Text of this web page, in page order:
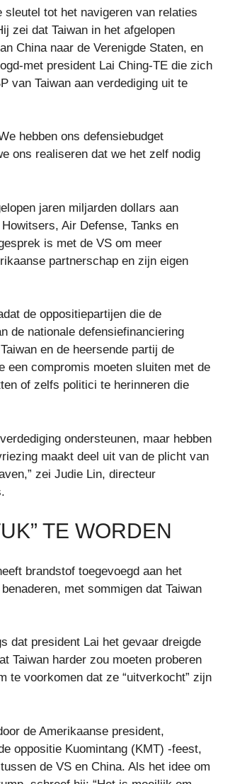
sleutel tot het navigeren van relaties
zei dat Taiwan in het afgelopen
China naar de Verenigde Staten, en
met president Lai Ching-TE die zich
van Taiwan aan verdediging uit te
hebben ons defensiebudget
ons realiseren dat we het zelf nodig
jaren miljarden dollars aan
Air Defense, Tanks en
is met de VS om meer
partnerschap en zijn eigen
de oppositiepartijen die de
de nationale defensiefinanciering
en de heersende partij de
een compromis moeten sluiten met de
of zelfs politici te herinneren die
ondersteunen, maar hebben
maakt deel uit van de plicht van
zei Judie Lin, directeur
TE WORDEN
brandstof toegevoegd aan het
met sommigen dat Taiwan
dat president Lai het gevaar dreigde
Taiwan harder zou moeten proberen
te voorkomen dat ze “uitverkocht” zijn
de Amerikaanse president,
oppositie Kuomintang (KMT) -feest,
de VS en China. Als het idee om